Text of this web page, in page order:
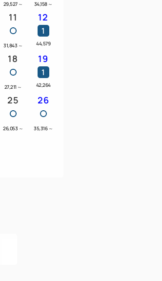
29,527 ～ 34,158 ～
11
31,843 ～
12
1
44,579
18
27,211 ～
19
1
42,264
25
26,053 ～
26
35,316 ～